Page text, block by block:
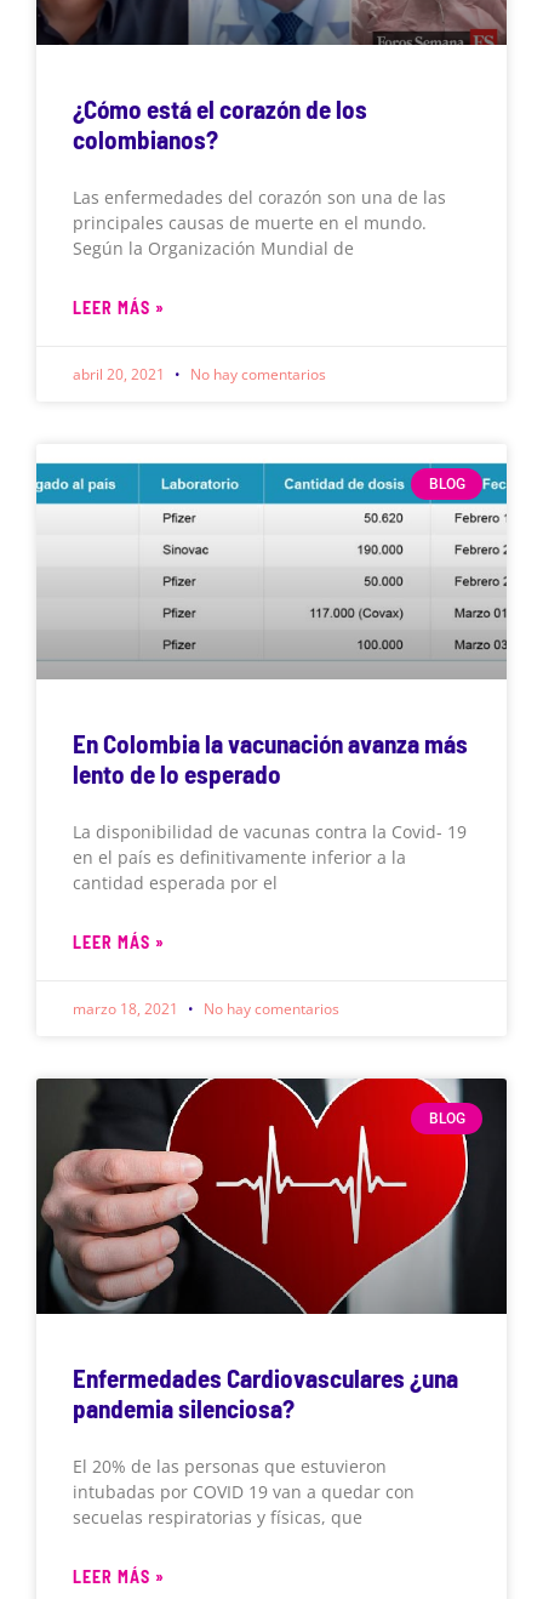
¿Cómo está el corazón de los
colombianos?
Las enfermedades del corazón son una de las
principales causas de muerte en el mundo.
Según la Organización Mundial de
LEER MÁS »
abril 20, 2021 No hay comentarios
BLOG
En Colombia la vacunación avanza más
lento de lo esperado
La disponibilidad de vacunas contra la Covid- 19
en el país es definitivamente inferior a la
cantidad esperada por el
LEER MÁS »
marzo 18, 2021 No hay comentarios
BLOG
Enfermedades Cardiovasculares ¿una
pandemia silenciosa?
El 20% de las personas que estuvieron
intubadas por COVID 19 van a quedar con
secuelas respiratorias y físicas, que
LEER MÁS »